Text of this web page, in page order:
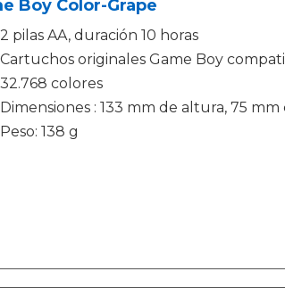
Boy Color-Grape
2 pilas AA, duración 10 horas
Cartuchos originales Game Boy
32.768 colores
Dimensiones : 133 mm de altura, 75
Peso: 138 g